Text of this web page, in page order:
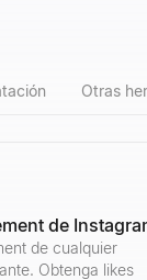
Otras
de
de cualquier
Obtenga likes